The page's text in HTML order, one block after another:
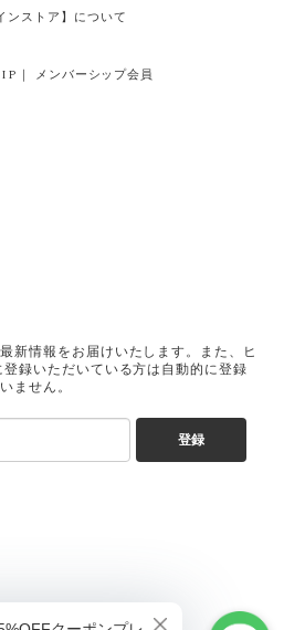
ンストア】について
｜ メンバーシップ会員
新情報をお届けいたします。また、ヒ
録いただいている方は自動的に登録
ません。
登録